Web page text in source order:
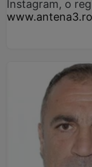
Instagram, o
www.antena3.ro